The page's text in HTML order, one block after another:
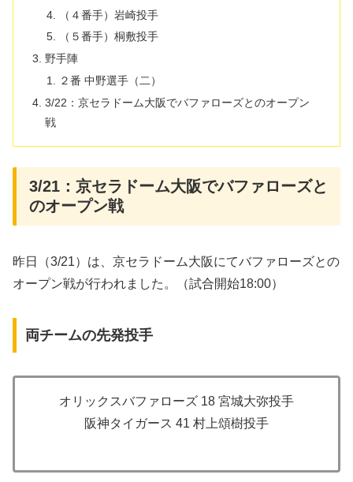
（４番手）岩崎投手
（５番手）桐敷投手
野手陣
２番 中野選手（二）
3/22：京セラドーム大阪でバファローズとのオープン
戦
3/21：京セラドーム大阪でバファローズと
のオープン戦
昨日（3/21）は、京セラドーム大阪にてバファローズとの
オープン戦が行われました。（試合開始18:00）
両チームの先発投手
オリックスバファローズ 18 宮城大弥投手
阪神タイガース 41 村上頌樹投手